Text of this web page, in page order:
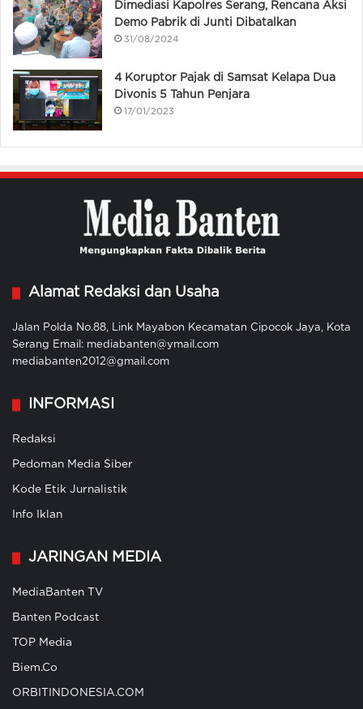
Dimediasi Kapolres Serang, Rencana Aksi
Demo Pabrik di Junti Dibatalkan
31/08/2024
4 Koruptor Pajak di Samsat Kelapa Dua
Divonis 5 Tahun Penjara
17/01/2023
Alamat Redaksi dan Usaha
Jalan Polda No.88, Link Mayabon Kecamatan Cipocok Jaya, Kota
Serang Email: mediabanten@ymail.com
mediabanten2012@gmail.com
INFORMASI
Redaksi
Pedoman Media Siber
Kode Etik Jurnalistik
Info Iklan
JARINGAN MEDIA
MediaBanten TV
Banten Podcast
TOP Media
Biem.Co
ORBITINDONESIA.COM